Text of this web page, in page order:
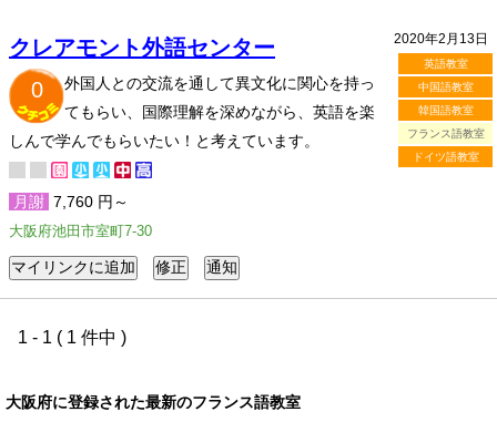
2020年2月13日
英語教室
中国語教室
韓国語教室
フランス語教室
ドイツ語教室
クレアモント外語センター
0
外国人との交流を通して異文化に関心を持っ
てもらい、国際理解を深めながら、英語を楽
しんで学んでもらいたい！と考えています。
月謝 7,760 円～
大阪府池田市室町7-30
1 - 1 ( 1 件中 )
大阪府に登録された最新のフランス語教室